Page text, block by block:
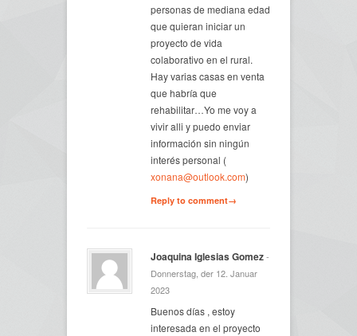
personas de mediana edad
que quieran iniciar un
proyecto de vida
colaborativo en el rural.
Hay varias casas en venta
que habría que
rehabilitar…Yo me voy a
vivir alli y puedo enviar
información sin ningún
interés personal (
xonana@outlook.com)
Reply to comment→
Joaquina Iglesias Gomez-
Donnerstag, der 12. Januar
2023
Buenos días , estoy
interesada en el proyecto